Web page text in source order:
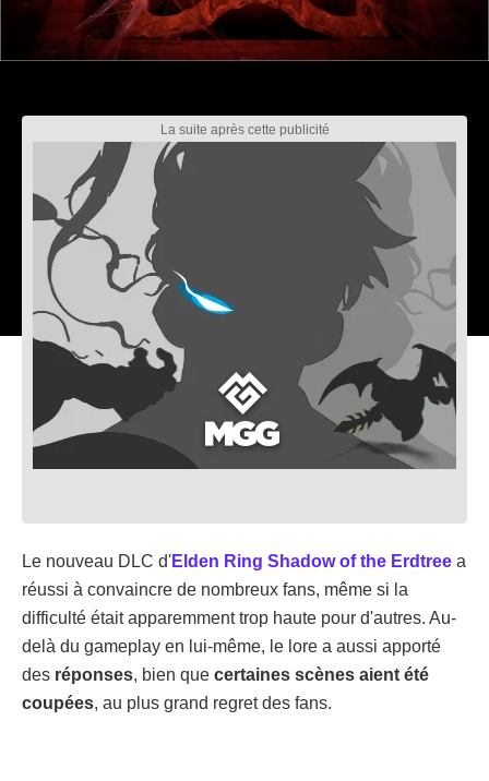
Le nouveau DLC d'Elden Ring Shadow of the Erdtree a
réussi à convaincre de nombreux fans, même si la
difficulté était apparemment trop haute pour d'autres. Au-
delà du gameplay en lui-même, le lore a aussi apporté
des réponses, bien que certaines scènes aient été
coupées, au plus grand regret des fans.